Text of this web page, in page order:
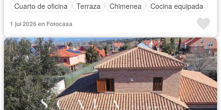
Cuarto de oficina
Terraza Chimenea Cocina equipada
1 jul 2026 en Fotocasa